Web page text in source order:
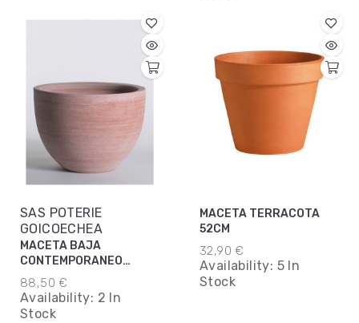
SAS POTERIE
GOICOECHEA
MACETA BAJA
CONTEMPORANEO
50X37CM
88,50 €
Availability: 2 In
Stock
MACETA TERRACOTA
52CM
32,90 €
Availability: 5 In
Stock